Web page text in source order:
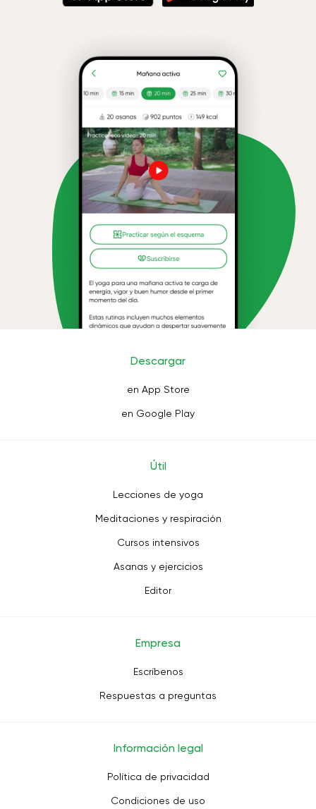
Descargar
en App Store
en Google Play
Útil
Lecciones de yoga
Meditaciones y respiración
Cursos intensivos
Asanas y ejercicios
Editor
Empresa
Escríbenos
Respuestas a preguntas
Información legal
Política de privacidad
Condiciones de uso